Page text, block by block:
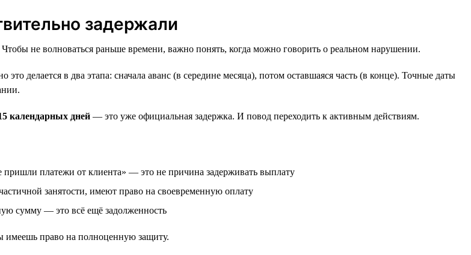
задержали
не волноваться раньше времени, важно понять, когда можно говорить о реальном нарушении.
делается в два этапа: сначала аванс (в середине месяца), потом оставшаяся часть (в конце). Точные даты
календарных дней — это уже официальная задержка. И повод переходить к активным действиям.
пришли платежи от клиента» — это не причина задерживать выплату
занятости, имеют право на своевременную оплату
сумму — это всё ещё задолженность
имеешь право на полноценную защиту.